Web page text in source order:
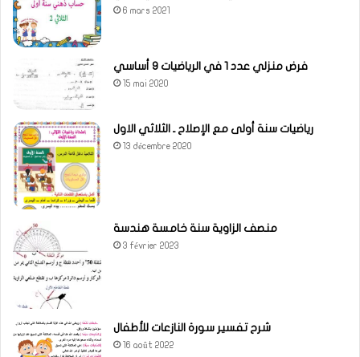
6 mars 2021
فرض منزلي عدد 1 في الرياضيات 9 أساسي
15 mai 2020
رياضيات سنة أولى مع الإصلاح ـ الثلاثي الاول
13 décembre 2020
منصف الزاوية سنة خامسة هندسة
3 février 2023
شرح تفسير سورة النازعات للأطفال
16 août 2022